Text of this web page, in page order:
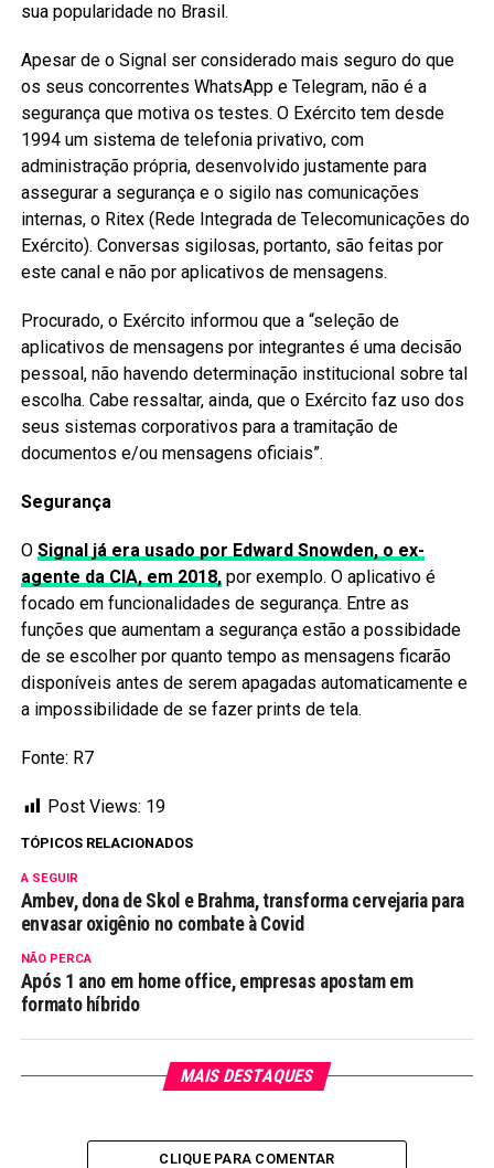
sua popularidade no Brasil.
Apesar de o Signal ser considerado mais seguro do que
os seus concorrentes WhatsApp e Telegram, não é a
segurança que motiva os testes. O Exército tem desde
1994 um sistema de telefonia privativo, com
administração própria, desenvolvido justamente para
assegurar a segurança e o sigilo nas comunicações
internas, o Ritex (Rede Integrada de Telecomunicações do
Exército). Conversas sigilosas, portanto, são feitas por
este canal e não por aplicativos de mensagens.
Procurado, o Exército informou que a “seleção de
aplicativos de mensagens por integrantes é uma decisão
pessoal, não havendo determinação institucional sobre tal
escolha. Cabe ressaltar, ainda, que o Exército faz uso dos
seus sistemas corporativos para a tramitação de
documentos e/ou mensagens oficiais”.
Segurança
O Signal já era usado por Edward Snowden, o ex-
agente da CIA, em 2018,por exemplo. O aplicativo é
focado em funcionalidades de segurança. Entre as
funções que aumentam a segurança estão a possibidade
de se escolher por quanto tempo as mensagens ficarão
disponíveis antes de serem apagadas automaticamente e
a impossibilidade de se fazer prints de tela.
Fonte: R7
Post Views: 19
TÓPICOS RELACIONADOS
A SEGUIR
Ambev, dona de Skol e Brahma, transforma cervejaria para
envasar oxigênio no combate à Covid
NÃO PERCA
Após 1 ano em home office, empresas apostam em
formato híbrido
MAIS DESTAQUES
CLIQUE PARA COMENTAR